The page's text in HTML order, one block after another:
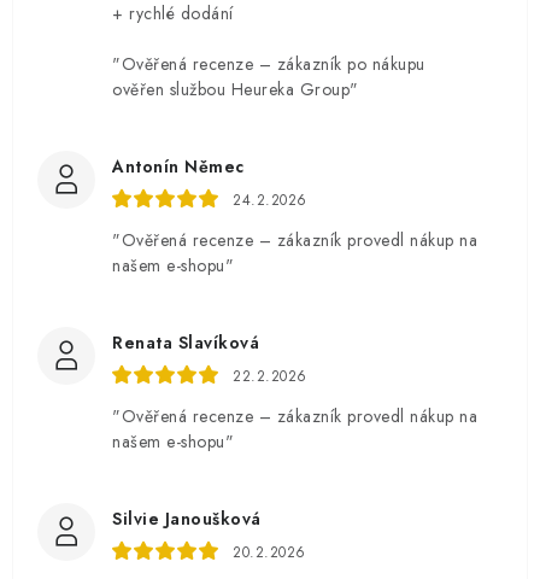
+ rychlé dodání
"Ověřená recenze – zákazník po nákupu
ověřen službou Heureka Group"
Antonín Němec
24.2.2026
"Ověřená recenze – zákazník provedl nákup na
našem e-shopu"
Renata Slavíková
22.2.2026
"Ověřená recenze – zákazník provedl nákup na
našem e-shopu"
Silvie Janoušková
20.2.2026